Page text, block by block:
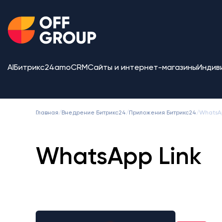
AI Битрикс24amoCRMСайты и интернет-магазины
Главная/ Внедрение Битрикс24/ Приложения Битрикс24/
WhatsApp Link